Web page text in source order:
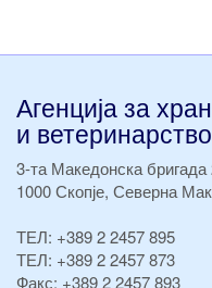
Агенција за
и ветеринарство
3-та Македонска бригада
1000 Скопје, Северна
ТЕЛ: +389 2 2457 895
ТЕЛ: +389 2 2457 873
Факс: +389 2 2457 893